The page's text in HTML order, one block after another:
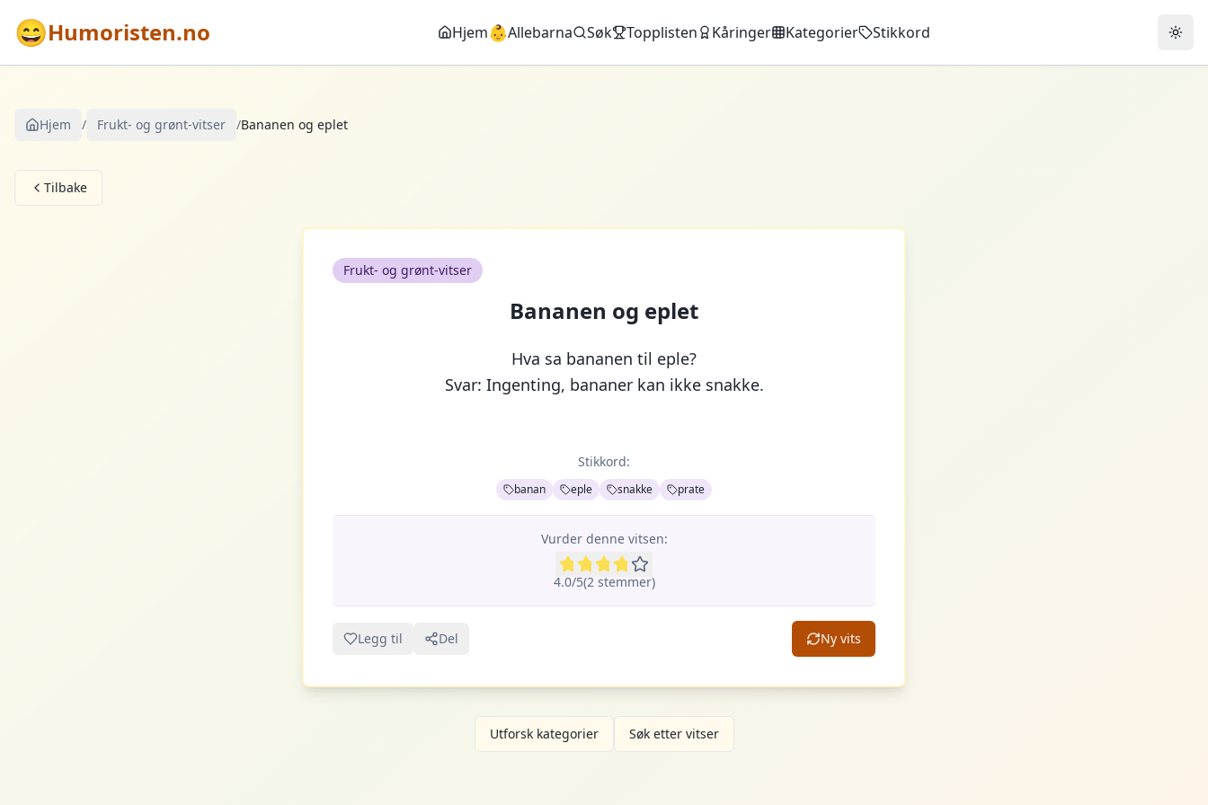
😄Humoristen.no Hjem👶Allebarna Søk Topplisten Kåringer Kategorier Stikkord
Hjem / Frukt- og grønt-vitser /Bananen og eplet
Tilbake
Frukt- og grønt-vitser
Bananen og eplet
Hva sa bananen til eple?
Svar: Ingenting, bananer kan ikke snakke.
Stikkord:
banan eple snakke prate
Vurder denne vitsen:
4.0/5(2stemmer)
Legg til Del Ny vits
Utforsk kategorier Søk etter vitser